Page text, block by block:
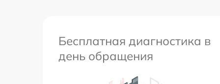
Бесплатная диагностика в
день обращения